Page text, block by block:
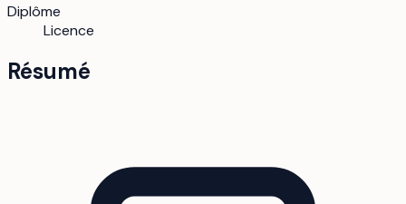
Diplôme
Licence
Résumé